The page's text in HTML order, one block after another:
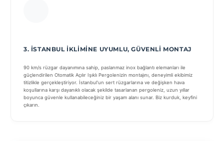
3. İSTANBUL İKLIMINE UYUMLU, GÜVENLI MONTAJ
90 km/s rüzgar dayanımına sahip, paslanmaz inox bağlantı elemanları ile
güçlendirilen Otomatik Açılır Işıklı Pergolenizin montajını, deneyimli ekibimiz
titizlikle gerçekleştiriyor. İstanbul’un sert rüzgarlarına ve değişken hava
koşullarına karşı dayanıklı olacak şekilde tasarlanan pergoleniz, uzun yıllar
boyunca güvenle kullanabileceğiniz bir yaşam alanı sunar. Biz kurduk, keyfini
çıkarın.